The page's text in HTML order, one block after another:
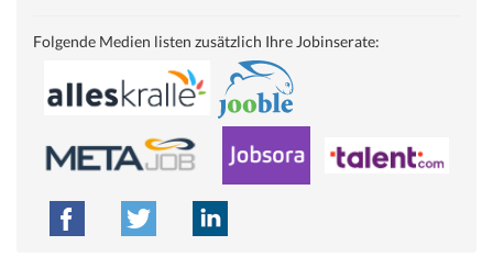
Folgende Medien listen zusätzlich Ihre Jobinserate: